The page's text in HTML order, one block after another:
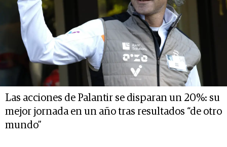
Las acciones de Palantir se disparan un 20%: su
mejor jornada en un año tras resultados “de otro
mundo”